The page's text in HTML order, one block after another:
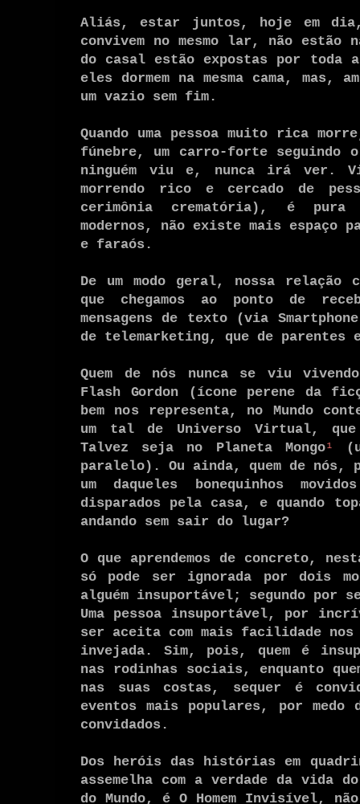
Aliás, estar juntos, hoje em
convivem no mesmo lar, não estão
do casal estão expostas por toda
eles dormem na mesma cama, mas,
um vazio sem fim.
Quando uma pessoa muito rica
fúnebre, um carro-forte seguindo
ninguém viu e, nunca irá ver.
morrendo rico e cercado de
cerimônia crematória), é pura
modernos, não existe mais espaço
e faraós.
De um modo geral, nossa relação
que chegamos ao ponto de
mensagens de texto (via
de telemarketing, que de parentes
Quem de nós nunca se viu
Flash Gordon (ícone perene da
bem nos representa, no Mundo
um tal de Universo Virtual,
Talvez seja no Planeta Mongo¹
paralelo). Ou ainda, quem de
um daqueles bonequinhos
disparados pela casa, e quando
andando sem sair do lugar?
O que aprendemos de concreto,
só pode ser ignorada por dois
alguém insuportável; segundo por
Uma pessoa insuportável, por
ser aceita com mais facilidade
invejada. Sim, pois, quem é
nas rodinhas sociais, enquanto
nas suas costas, sequer é
eventos mais populares, por medo
convidados.
Dos heróis das histórias em
assemelha com a verdade da vida
do Mundo, é O Homem Invisível,